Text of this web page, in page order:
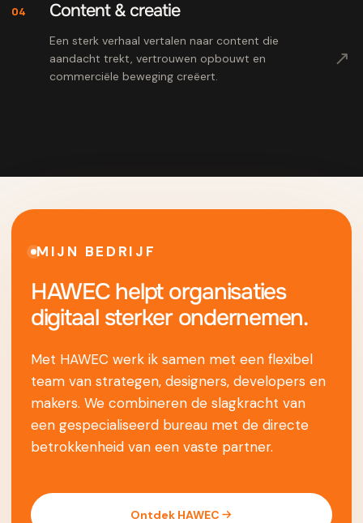
04 Content & creatie
Een sterk verhaal vertalen naar content die
aandacht trekt, vertrouwen opbouwt en
commerciële beweging creëert.
↗
MIJN BEDRIJF
HAWEC helpt organisaties
digitaal sterker ondernemen.
Met HAWEC werk ik samen met een flexibel
team van strategen, designers, developers en
makers. We combineren de slagkracht van
een gespecialiseerd bureau met de directe
betrokkenheid van een vaste partner.
Ontdek HAWEC